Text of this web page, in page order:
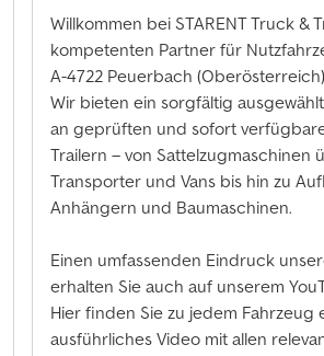
Willkommen bei STARENT Truck &
kompetenten Partner für
A-4722 Peuerbach
Wir bieten ein sorgfältig
an geprüften und sofort
Trailern – von Sattelzugmaschinen
Transporter und Vans bis hin zu
Anhängern und Baumaschinen.
Einen umfassenden Eindruck
erhalten Sie auch auf unserem
Hier finden Sie zu jedem Fahrzeug
ausführliches Video mit allen